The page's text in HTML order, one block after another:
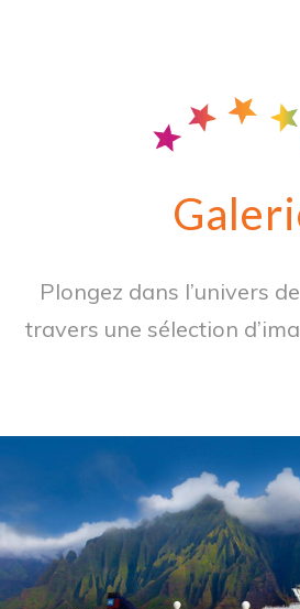
Plongez dans l’univers
travers une sélection